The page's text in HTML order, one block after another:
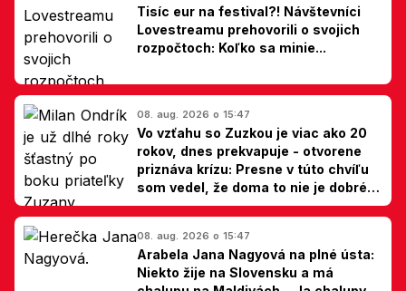
Tisíc eur na festival?! Návštevníci
Lovestreamu prehovorili o svojich
rozpočtoch: Koľko sa minie...
08. aug. 2026 o 15:47
Vo vzťahu so Zuzkou je viac ako 20
rokov, dnes prekvapuje - otvorene
priznáva krízu: Presne v túto chvíľu
som vedel, že doma to nie je dobré,
hovorí Milan Ondrík
08. aug. 2026 o 15:47
Arabela Jana Nagyová na plné ústa:
Niekto žije na Slovensku a má